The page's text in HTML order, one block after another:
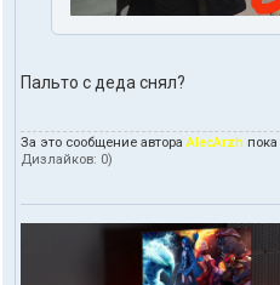
Пальто с деда снял?
За это сообщение автораAlecArzh
Дизлайков: 0)